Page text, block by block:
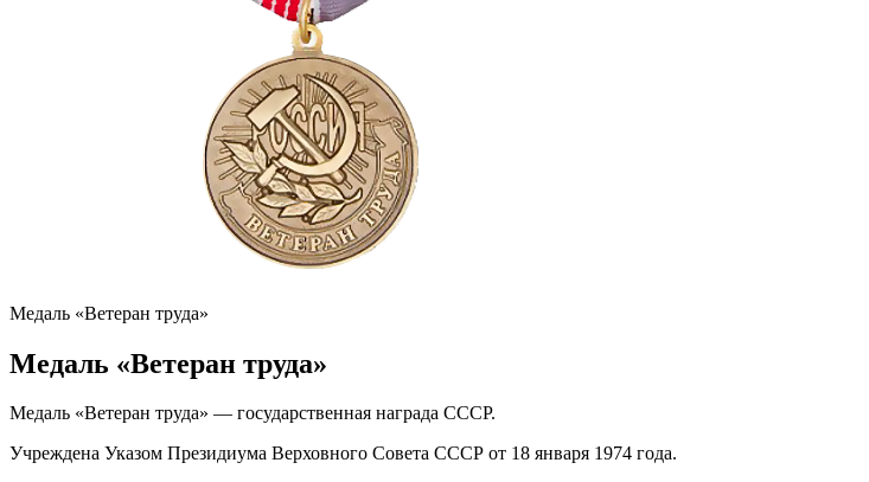
Медаль «Ветеран труда»
Медаль «Ветеран труда»
Медаль «Ветеран труда» — государственная награда СССР.
Учреждена Указом Президиума Верховного Совета СССР от 18 января 1974 года.